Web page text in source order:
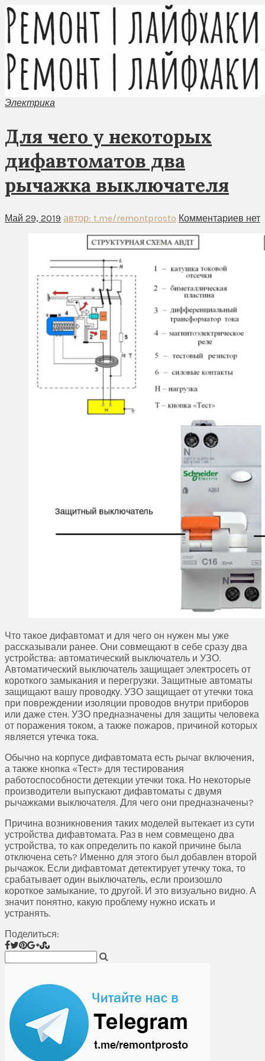
Электрика
Для чего у некоторых
дифавтоматов два
рычажка выключателя
Май 29, 2019 автор: t.me/remontprosto Комментариев нет
Что такое дифавтомат и для чего он нужен мы уже
рассказывали ранее. Они совмещают в себе сразу два
устройства: автоматический выключатель и УЗО.
Автоматический выключатель защищает электросеть от
короткого замыкания и перегрузки. Защитные автоматы
защищают вашу проводку. УЗО защищает от утечки тока
при повреждении изоляции проводов внутри приборов
или даже стен. УЗО предназначены для защиты человека
от поражения током, а также пожаров, причиной которых
является утечка тока.
Обычно на корпусе дифавтомата есть рычаг включения,
а также кнопка «Тест» для тестирования
работоспособности детекции утечки тока. Но некоторые
производители выпускают дифавтоматы с двумя
рычажками выключателя. Для чего они предназначены?
Причина возникновения таких моделей вытекает из сути
устройства дифавтомата. Раз в нем совмещено два
устройства, то как определить по какой причине была
отключена сеть? Именно для этого был добавлен второй
рычажок. Если дифавтомат детектирует утечку тока, то
срабатывает один выключатель, если произошло
короткое замыкание, то другой. И это визуально видно. А
значит понятно, какую проблему нужно искать и
устранять.
Поделиться: